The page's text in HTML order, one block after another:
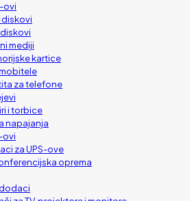
ovi
diskovi
diskovi
mediji
kartice
za telefone
i torbice
napajanja
ovi
za UPS-ove
oprema